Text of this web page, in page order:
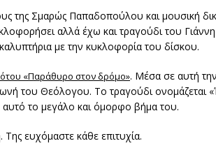
της Σμαρώς Παπαδοπούλου και μουσική
αλλά έχω και τραγούδι του
με την κυκλοφορία του δίσκου.
«Παράθυρο στον δρόμο». Μέσα σε αυτή
του Θεόλογου. Το τραγούδι ονομάζεται
το μεγάλο και όμορφο βήμα του.
ευχόμαστε κάθε επιτυχία.